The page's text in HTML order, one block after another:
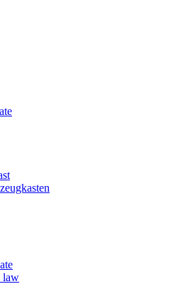
law